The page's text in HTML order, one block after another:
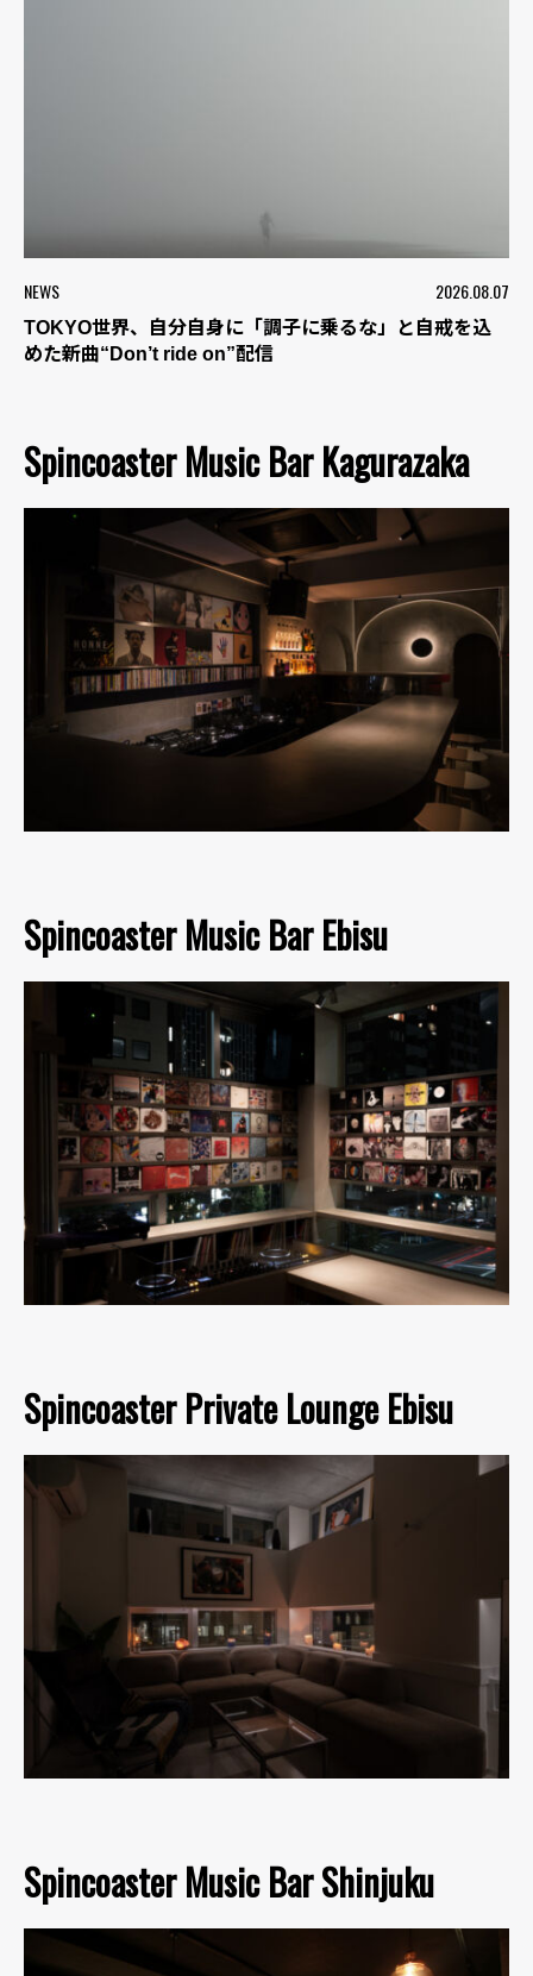
NEWS 2026.08.07
TOKYO世界、自分自身に「調子に乗るな」と自戒を込
めた新曲“Don’t ride on”配信
Spincoaster Music Bar Kagurazaka
Spincoaster Music Bar Ebisu
Spincoaster Private Lounge Ebisu
Spincoaster Music Bar Shinjuku